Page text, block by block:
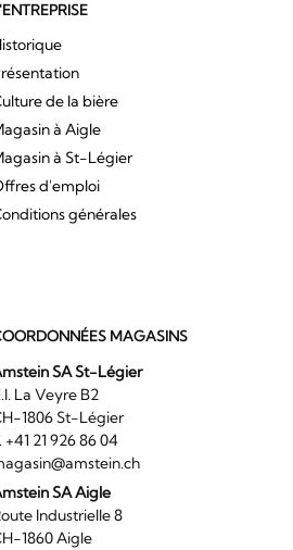
de la bière
à Aigle
à St-Légier
d'emploi
générales
MAGASINS
SA St-Légier
La Veyre B2
1806 St-Légier
+41 21 926 86 04
SA Aigle
Industrielle 8
1860 Aigle